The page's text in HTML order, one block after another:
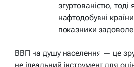
згуртованістю, тоді
нафтодобувні
показники
ВВП на душу населення — це
не ідеальний інструмент для